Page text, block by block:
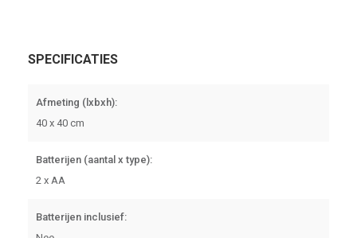
SPECIFICATIES
Afmeting (lxbxh):
40 x 40 cm
Batterijen (aantal x type):
2 x AA
Batterijen inclusief: